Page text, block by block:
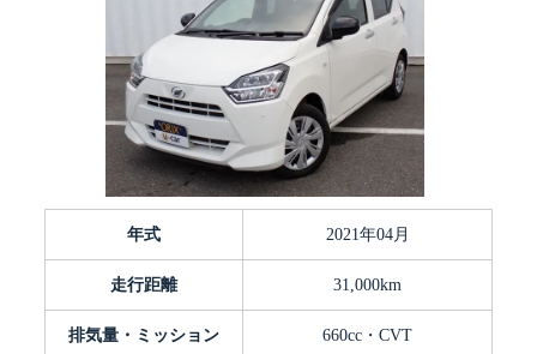
年式 2021年04月
走行距離 31,000km
排気量・ミッション 660cc・CVT